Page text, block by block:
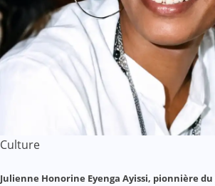
Culture
Julienne Honorine Eyenga Ayissi, pionnière